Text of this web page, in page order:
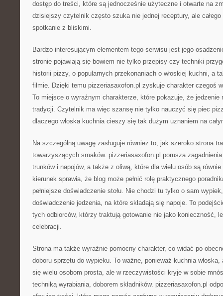
dostęp do treści, które są jednocześnie użyteczne i otwarte na
dzisiejszy czytelnik często szuka nie jednej receptury, ale całego
spotkanie z bliskimi.
Bardzo interesującym elementem tego serwisu jest jego
stronie pojawiają się bowiem nie tylko przepisy czy techniki
historii pizzy, o popularnych przekonaniach o włoskiej kuchni, a
filmie. Dzięki temu pizzeriasaxofon.pl zyskuje charakter czegoś
To miejsce o wyraźnym charakterze, które pokazuje, że
tradycji. Czytelnik ma więc szansę nie tylko nauczyć się piec
dlaczego włoska kuchnia cieszy się tak dużym uznaniem na
Na szczególną uwagę zasługuje również to, jak szeroko strona
towarzyszących smaków. pizzeriasaxofon.pl porusza
trunków i napojów, a także z oliwą, które dla wielu osób są
kierunek sprawia, że blog może pełnić rolę praktycznego
pełniejsze doświadczenie stołu. Nie chodzi tu tylko o sam
doświadczenie jedzenia, na które składają się napoje. To
tych odbiorców, którzy traktują gotowanie nie jako konieczność,
celebracji.
Strona ma także wyraźnie pomocny charakter, co widać po
doboru sprzętu do wypieku. To ważne, ponieważ kuchnia
się wielu osobom prosta, ale w rzeczywistości kryje w sobie
techniką wyrabiania, doborem składników. pizzeriasaxofon.pl